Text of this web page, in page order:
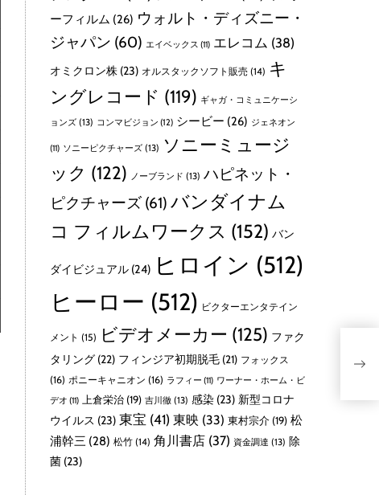
ーフィルム (26) ウォルト・ディズニー・
ジャパン (60) エイベックス (11) エレコム (38)
オミクロン株 (23) オルスタックソフト販売 (14) キ
ングレコード (119) ギャガ・コミュニケーシ
ョンズ (13) コンマビジョン (12) シービー (26) ジェネオン
(11) ソニーピクチャーズ (13) ソニーミュージ
ック (122) ノーブランド (13) ハピネット・
ピクチャーズ (61) バンダイナム
コ フィルムワークス (152) バン
ダイビジュアル (24) ヒロイン (512)
ヒーロー (512) ビクターエンタテイン
メント (15) ビデオメーカー (125) ファク
タリング (22) フィンジア初期脱毛 (21) フォックス
(16) ポニーキャニオン (16) ラフィー (11) ワーナー・ホーム・ビ
デオ (11) 上倉栄治 (19) 吉川徹 (13) 感染 (23) 新型コロナ
ウイルス (23) 東宝 (41) 東映 (33) 東村宗介 (19) 松
浦幹三 (28) 松竹 (14) 角川書店 (37) 資金調達 (13) 除
菌 (23)
（